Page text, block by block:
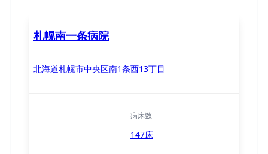
札幌南一条病院
北海道札幌市中央区南1条西13丁目
病床数
147床